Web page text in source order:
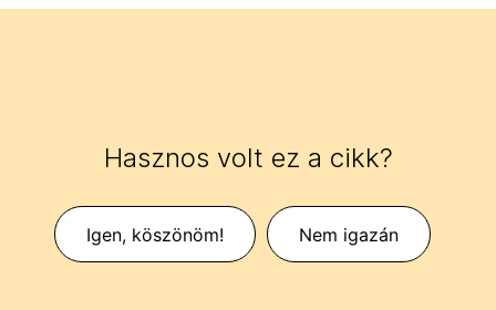
Hasznos volt ez a cikk?
Igen, köszönöm! Nem igazán